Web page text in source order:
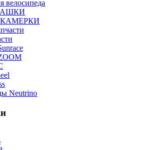
велосипеда
Neutrino